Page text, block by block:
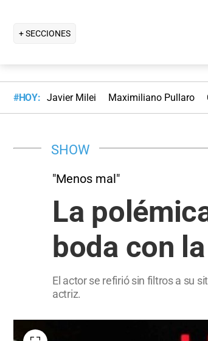
+ SECCIONES
#HOY: Javier Milei Maximiliano Pullaro
SHOW
"Menos mal"
La
boda con
El actor se refirió sin filtros a su
actriz.